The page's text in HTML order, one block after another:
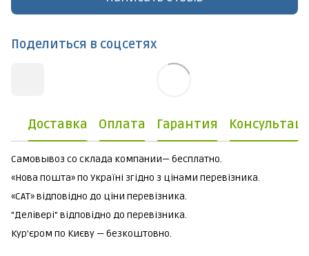
Поделиться в соцсетях
Доставка Оплата Гарантия
Самовывоз со склада компании— бесплатно.
«Нова пошта» по Україні згідно з цінами перевізника.
«САТ» відповідно до ціни перевізника.
"Делівері" відповідно до перевізника.
Кур'єром по Києву — безкоштовно.